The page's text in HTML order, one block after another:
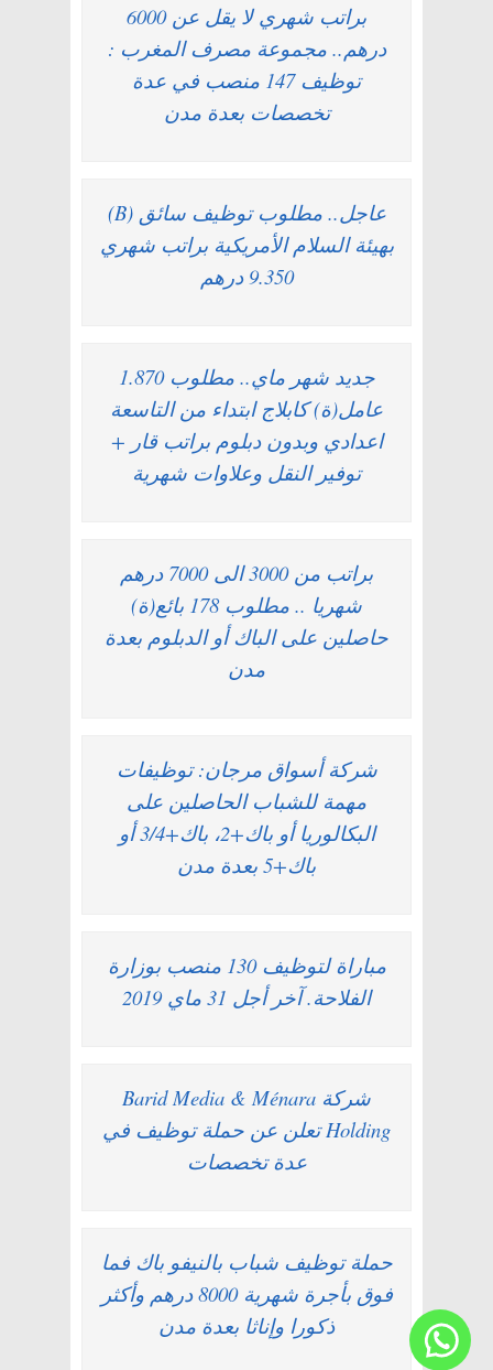
براتب شهري لا يقل عن 6000
درهم.. مجموعة مصرف المغرب :
توظيف 147 منصب في عدة
تخصصات بعدة مدن
عاجل.. مطلوب توظيف سائق (B)
بهيئة السلام الأمريكية براتب شهري
9.350 درهم
جديد شهر ماي.. مطلوب 1.870
عامل(ة) كابلاج ابتداء من التاسعة
اعدادي وبدون دبلوم براتب قار +
توفير النقل وعلاوات شهرية
براتب من 3000 الى 7000 درهم
شهريا .. مطلوب 178 بائع(ة)
حاصلين على الباك أو الدبلوم بعدة
مدن
شركة أسواق مرجان: توظيفات
مهمة للشباب الحاصلين على
البكالوريا أو باك+2، باك+3/4 أو
باك+5 بعدة مدن
مباراة لتوظيف 130 منصب بوزارة
الفلاحة. آخر أجل 31 ماي 2019
شركة Barid Media & Ménara
Holding تعلن عن حملة توظيف في
عدة تخصصات
حملة توظيف شباب بالنيفو باك فما
فوق بأجرة شهرية 8000 درهم وأكثر
ذكورا وإناثا بعدة مدن